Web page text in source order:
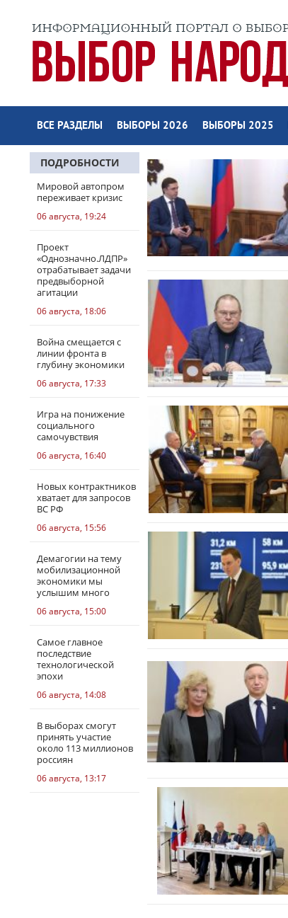
ВСЕ РАЗДЕЛЫ ВЫБОРЫ 2026 ВЫБОРЫ 2025
ПОДРОБНОСТИ
Мировой автопром
переживает кризис
06 августа, 19:24
Проект
«Однозначно.ЛДПР»
отрабатывает задачи
предвыборной
агитации
06 августа, 18:06
Война смещается с
линии фронта в
глубину экономики
06 августа, 17:33
Игра на понижение
социального
самочувствия
06 августа, 16:40
Новых контрактников
хватает для запросов
ВС РФ
06 августа, 15:56
Демагогии на тему
мобилизационной
экономики мы
услышим много
06 августа, 15:00
Самое главное
последствие
технологической
эпохи
06 августа, 14:08
В выборах смогут
принять участие
около 113 миллионов
россиян
06 августа, 13:17